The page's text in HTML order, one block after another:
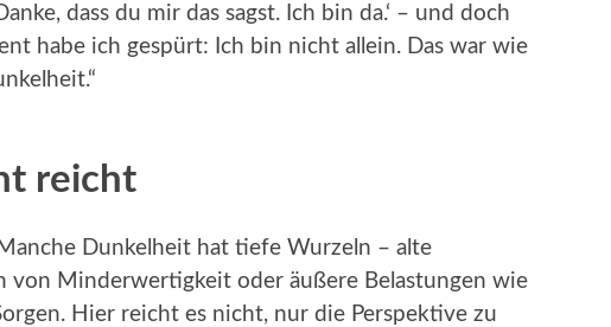
dass du mir das sagst. Ich bin da.‘ – und doch
habe ich gespürt: Ich bin nicht allein. Das war wie
reicht
Dunkelheit hat tiefe Wurzeln – alte
von Minderwertigkeit oder äußere Belastungen wie
Hier reicht es nicht, nur die Perspektive zu